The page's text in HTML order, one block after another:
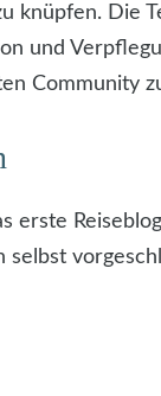
knüpfen. Die
und
Community
erste